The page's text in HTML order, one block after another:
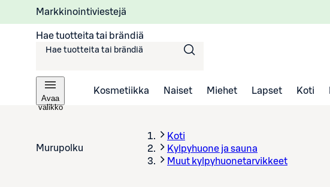
Markkinointiviestejä
Hae tuotteita tai brändiä
Avaa
valikko
Kosmetiikka Naiset Miehet Lapset Koti
Murupolku
Koti
Kylpyhuone ja sauna
Muut kylpyhuonetarvikkeet